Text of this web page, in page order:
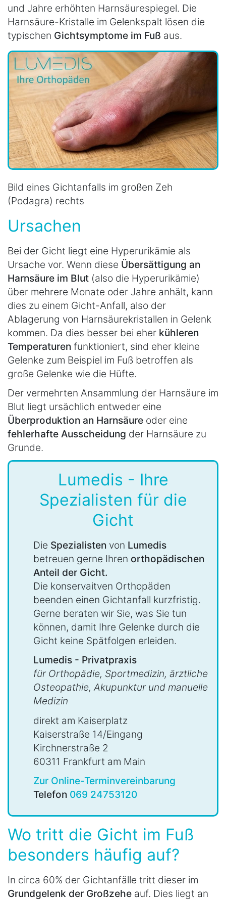
und Jahre erhöhten Harnsäurespiegel. Die
Harnsäure-Kristalle im Gelenkspalt lösen die
typischen Gichtsymptome im Fuß aus.
Bild eines Gichtanfalls im großen Zeh
(Podagra) rechts
Ursachen
Bei der Gicht liegt eine Hyperurikämie als
Ursache vor. Wenn diese Übersättigung an
Harnsäure im Blut (also die Hyperurikämie)
über mehrere Monate oder Jahre anhält, kann
dies zu einem Gicht-Anfall, also der
Ablagerung von Harnsäurekristallen in Gelenk
kommen. Da dies besser bei eher kühleren
Temperaturen funktioniert, sind eher kleine
Gelenke zum Beispiel im Fuß betroffen als
große Gelenke wie die Hüfte.
Der vermehrten Ansammlung der Harnsäure im
Blut liegt ursächlich entweder eine
Überproduktion an Harnsäure oder eine
fehlerhafte Ausscheidung der Harnsäure zu
Grunde.
Lumedis - Ihre
Spezialisten für die
Gicht
Die Spezialisten von Lumedis
betreuen gerne Ihren orthopädischen
Anteil der Gicht.
Die konservaitven Orthopäden
beenden einen Gichtanfall kurzfristig.
Gerne beraten wir Sie, was Sie tun
können, damit Ihre Gelenke durch die
Gicht keine Spätfolgen erleiden.
Lumedis - Privatpraxis
für Orthopädie, Sportmedizin, ärztliche
Osteopathie, Akupunktur und manuelle
Medizin
direkt am Kaiserplatz
Kaiserstraße 14/Eingang
Kirchnerstraße 2
60311 Frankfurt am Main
Zur Online-Terminvereinbarung
Telefon 069 24753120
Wo tritt die Gicht im Fuß
besonders häufig auf?
In circa 60% der Gichtanfälle tritt dieser im
Grundgelenk der Großzehe auf. Dies liegt an